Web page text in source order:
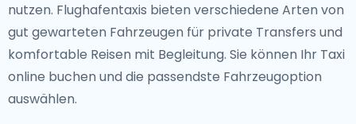
nutzen. Flughafentaxis bieten verschiedene Arten von
gut gewarteten Fahrzeugen für private Transfers und
komfortable Reisen mit Begleitung. Sie können Ihr Taxi
online buchen und die passendste Fahrzeugoption
auswählen.